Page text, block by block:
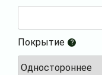
Покрытие ?